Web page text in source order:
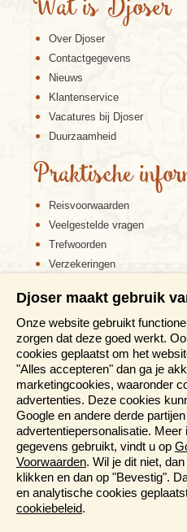
Wat is Djoser
Over Djoser
Contactgegevens
Nieuws
Klantenservice
Vacatures bij Djoser
Duurzaamheid
Praktische
Reisvoorwaarden
Veelgestelde vragen
Trefwoorden
Verzekeringen
Disclaimer
Cookiebeleid
Privacy verklaring
Reis en boek met Djoser
Meer weten?
Brochure aanvragen
Presentaties en
Magazine
Aanmelden nieuwsbrief
Djoser maakt gebruik
Onze website gebruikt
zorgen dat deze goed werkt.
cookies geplaatst om het
"Alles accepteren" dan ga je
marketingcookies, waaronder
advertenties. Deze cookies
Google en andere derde
advertentiepersonalisatie.
gegevens gebruikt, vindt u op
Voorwaarden. Wil je dit niet,
klikken en dan op "Bevestig".
en analytische cookies
cookiebeleid.